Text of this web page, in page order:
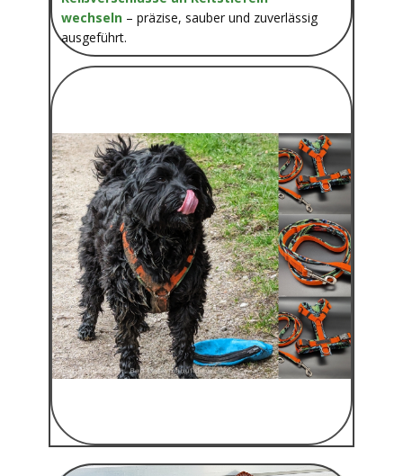
wechseln – präzise, sauber und zuverlässig
ausgeführt.